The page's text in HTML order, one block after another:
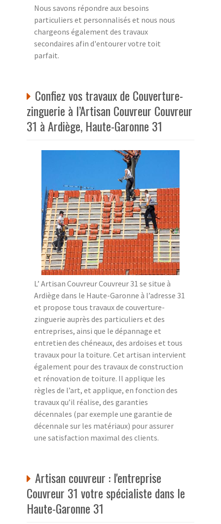
Nous savons répondre aux besoins
particuliers et personnalisés et nous nous
chargeons également des travaux
secondaires afin d'entourer votre toit
parfait.
Confiez vos travaux de Couverture-
zinguerie à l’Artisan Couvreur Couvreur
31 à Ardiège, Haute-Garonne 31
L’ Artisan Couvreur Couvreur 31 se situe à
Ardiège dans le Haute-Garonne à l’adresse 31
et propose tous travaux de couverture-
zinguerie auprès des particuliers et des
entreprises, ainsi que le dépannage et
entretien des chéneaux, des ardoises et tous
travaux pour la toiture. Cet artisan intervient
également pour des travaux de construction
et rénovation de toiture. Il applique les
règles de l’art, et applique, en fonction des
travaux qu’il réalise, des garanties
décennales (par exemple une garantie de
décennale sur les matériaux) pour assurer
une satisfaction maximal des clients.
Artisan couvreur : l'entreprise
Couvreur 31 votre spécialiste dans le
Haute-Garonne 31